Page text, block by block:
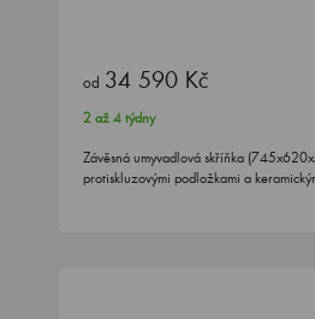
od 34 590 Kč
2 až 4 týdny
Závěsná umyvadlová skříňka
protiskluzovými podložkami a